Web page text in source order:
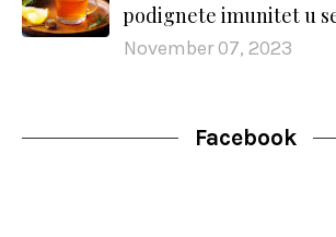
podignete imunitet u
November 07, 2023
Facebook